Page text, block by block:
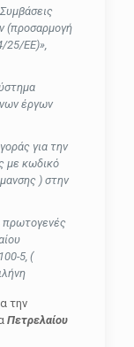
(προσαρμογή
25/ΕΕ)»,
έργων
για την
με κωδικό
) στην
πρωτογενές
5, (
την
Πετρελαίου